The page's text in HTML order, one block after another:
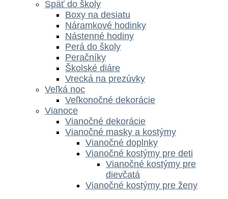
Späť do školy
Boxy na desiatu
Náramkové hodinky
Nástenné hodiny
Perá do školy
Peračníky
Školské diáre
Vrecká na prezúvky
Veľká noc
Veľkonočné dekorácie
Vianoce
Vianočné dekorácie
Vianočné masky a kostýmy
Vianočné doplnky
Vianočné kostýmy pre deti
Vianočné kostýmy pre
dievčatá
Vianočné kostýmy pre ženy